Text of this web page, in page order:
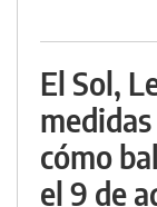
El Sol,
cómo
el 9 de